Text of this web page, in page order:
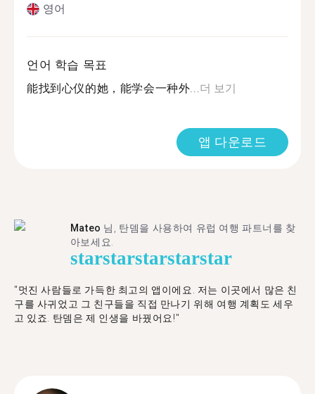
영어
언어 학습 목표
能找到心仪的她，能学会一种外...더 보기
앱 다운로드
Mateo 님, 탄뎀을 사용하여 유럽 여행 파트너를 찾
아보세요.
starstarstarstarstar
"멋진 사람들로 가득한 최고의 앱이에요. 저는 이곳에서 많은 친
구를 사귀었고 그 친구들을 직접 만나기 위해 여행 계획도 세우
고 있죠. 탄뎀은 제 인생을 바꿨어요!"